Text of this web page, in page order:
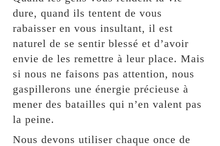
dure, quand ils tentent de vous
rabaisser en vous insultant, il est
naturel de se sentir blessé et d’avoir
envie de les remettre à leur place. Mais
si nous ne faisons pas attention, nous
gaspillerons une énergie précieuse à
mener des batailles qui n’en valent pas
la peine.
Nous devons utiliser chaque once de